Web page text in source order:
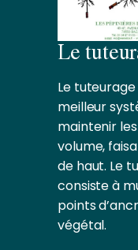
Le
Le
meilleur
maintenir
volume,
de haut. Le
consiste à
points
végétal.